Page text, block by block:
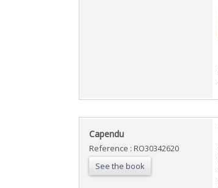
‎Capendu‎
Reference : RO30342620
See the book